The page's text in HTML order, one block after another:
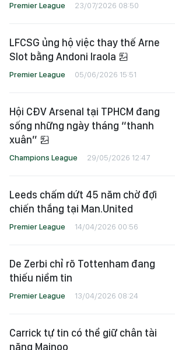
Premier League 23/07/2026 08:50
LFCSG ủng hộ việc thay thế Arne
Slot bằng Andoni Iraola
Premier League 05/06/2026 15:51
Hội CĐV Arsenal tại TPHCM đang
sống những ngày tháng “thanh
xuân”
Champions League 29/05/2026 12:47
Leeds chấm dứt 45 năm chờ đợi
chiến thắng tại Man.United
Premier League 14/04/2026 00:56
De Zerbi chỉ rõ Tottenham đang
thiếu niềm tin
Premier League 13/04/2026 08:24
Carrick tự tin có thể giữ chân tài
năng Mainoo